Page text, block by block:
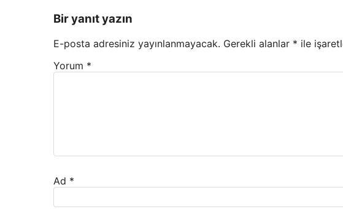
Bir yanıt yazın
E-posta adresiniz yayınlanmayacak. Gerekli alanlar * ile
Yorum *
Ad *